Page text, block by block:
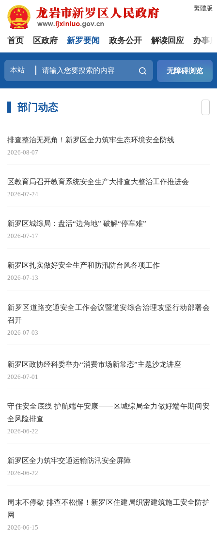
繁體版
首页 区政府 新罗要闻 政务公开 解读回应 办事
无障碍浏览
部门动态
排查整治无死角！新罗区全力筑牢生态环境安全防线
2026-08-07
区教育局召开教育系统安全生产大排查大整治工作推进会
2026-07-24
新罗区城综局：盘活“边角地” 破解“停车难”
2026-07-17
新罗区扎实做好安全生产和防汛防台风各项工作
2026-07-13
新罗区道路交通安全工作会议暨道安综合治理攻坚行动部署会
召开
2026-07-03
新罗区政协经科委举办“消费市场新常态”主题沙龙讲座
2026-07-01
守住安全底线 护航端午安康——区城综局全力做好端午期间安
全风险排查
2026-06-22
新罗区全力筑牢交通运输防汛安全屏障
2026-06-22
周末不停歇 排查不松懈！新罗区住建局织密建筑施工安全防护
网
2026-06-15